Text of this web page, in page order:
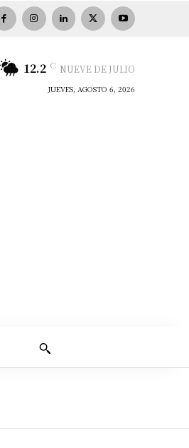
12.2 C NUEVE DE JULIO
JUEVES, AGOSTO 6, 2026